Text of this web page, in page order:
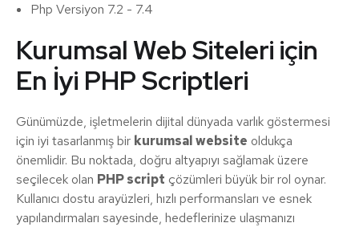
Php Versiyon 7.2 - 7.4
Kurumsal Web Siteleri için
En İyi PHP Scriptleri
Günümüzde, işletmelerin dijital dünyada varlık göstermesi
için iyi tasarlanmış bir kurumsal website oldukça
önemlidir. Bu noktada, doğru altyapıyı sağlamak üzere
seçilecek olan PHP script çözümleri büyük bir rol oynar.
Kullanıcı dostu arayüzleri, hızlı performansları ve esnek
yapılandırmaları sayesinde, hedeflerinize ulaşmanızı